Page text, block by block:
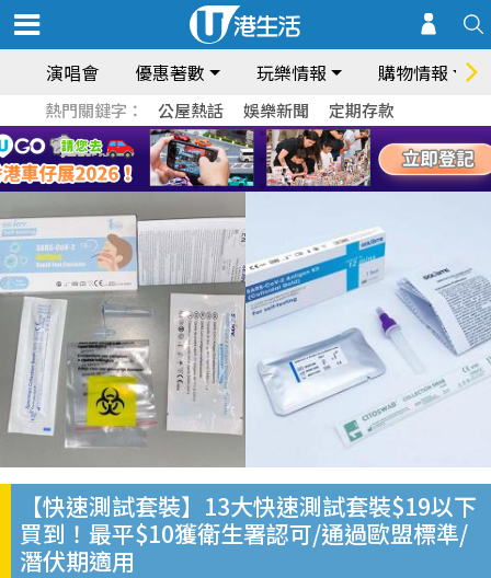
演唱會 優惠著數 玩樂情報 購物情報
熱門關鍵字： 公屋熱話 娛樂新聞 定期存款
【快速測試套裝】13大快速測試套裝$19以下
買到！最平$10獲衛生署認可/通過歐盟標準/
潛伏期適用